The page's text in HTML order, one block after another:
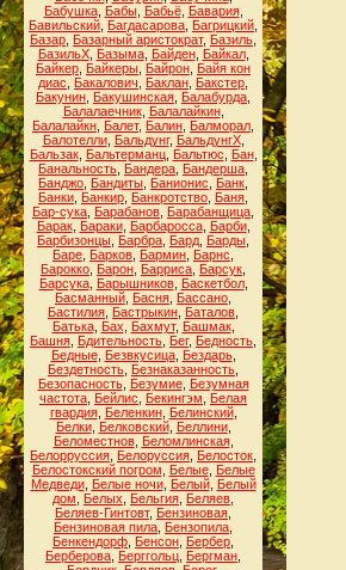
Бабушка, Бабы, Бабьё, Бавария,
Бавильский Багдасарова Багрицкий
Базар Базарный аристократ, Базиль
БазильХ, Базыма, Байден, Байкал,
Байкер Байкеры Байрон Байя кон
диас
Бакалович Баклан Бакстер
Бакунин Бакушинская Балабурда
Балалаечник, Балалайкин,
Балалайкн Балет, Балин Балморал
Балотелли, Бальдунг, БальдунгХ,
Бальзак, Бальтерманц, Бальтюс Бан,
Банальность Бандера Бандерша
Банджо Бандиты Банионис Банк
Банки Банкир Банкротство Баня
Бар-сука Барабанов Барабанщица
Барак, Бараки, Барбаросса, Барби,
Барбизонцы Барбра Бард Барды
Баре Барков Бармин Барнс
Барокко Барон Барриса Барсук
Барсука, Барышников, Баскетбол,
Басманный Басня Бассано
Бастилия Бастрыкин Баталов
Батька, Бах Бахмут, Башмак,
Башня Бдительность Бег, Бедность
Бедные, Безвкусица, Бездарь,
Бездетность Безнаказанность
Безопасность, Безумие, Безумная
частота Бейлис Бекингэм
Белая
гвардия, Беленкин, Белинский,
Белки, Белковский, Беллини,
Беломестнов, Беломлинская,
Белорруссия Белоруссия Белосток
Белостокский погром
Белые, Белые
Медведи, Белые ночи, Белый, Белый
дом
Белых Бельгия Беляев
Беляев-Гинтовт, Бензиновая
Бензиновая пила Бензопила
Бенкендорф Бенсон Бербер
Берберова Берггольц Бергман